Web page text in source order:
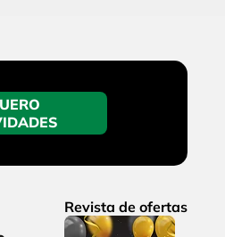
Revista de ofertas